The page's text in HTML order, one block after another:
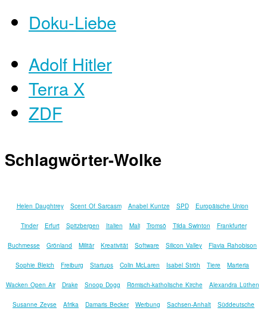
Doku-Liebe
Adolf Hitler
Terra X
ZDF
Schlagwörter-Wolke
Helen Daughtrey Scent Of Sarcasm Anabel Kuntze SPD Europäische Union
Tinder Erfurt Spitzbergen Italien Mali Tromsö Tilda Swinton Frankfurter
Buchmesse Grönland Militär Kreativität Software Silicon Valley Flavia Rahobison
Sophie Bleich Freiburg Startups Colin McLaren Isabel Ströh Tiere Marteria
Wacken Open Air Drake Snoop Dogg Römisch-katholische Kirche Alexandra Lüthen
Susanne Zeyse Afrika Damaris Becker Werbung Sachsen-Anhalt Süddeutsche